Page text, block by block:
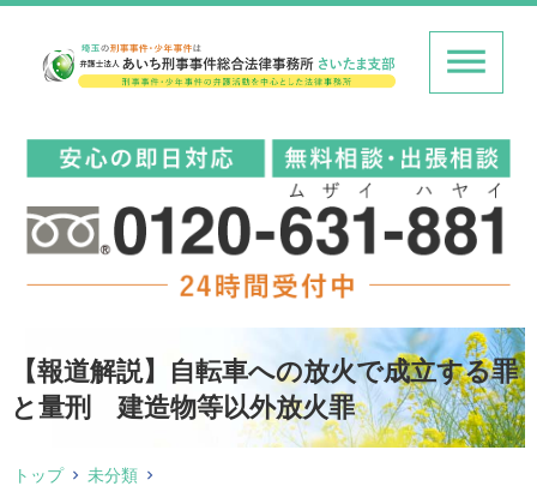
【報道解説】自転車への放火で成立する罪
と量刑 建造物等以外放火罪
トップ
未分類